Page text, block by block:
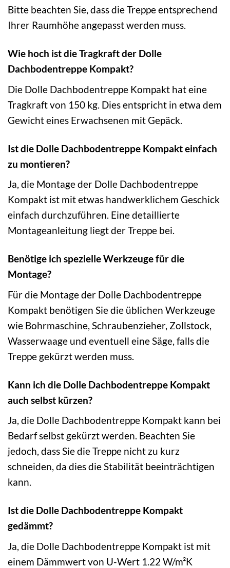
Bitte beachten Sie, dass die Treppe entsprechend
Ihrer Raumhöhe angepasst werden muss.
Wie hoch ist die Tragkraft der Dolle
Dachbodentreppe Kompakt?
Die Dolle Dachbodentreppe Kompakt hat eine
Tragkraft von 150 kg. Dies entspricht in etwa dem
Gewicht eines Erwachsenen mit Gepäck.
Ist die Dolle Dachbodentreppe Kompakt einfach
zu montieren?
Ja, die Montage der Dolle Dachbodentreppe
Kompakt ist mit etwas handwerklichem Geschick
einfach durchzuführen. Eine detaillierte
Montageanleitung liegt der Treppe bei.
Benötige ich spezielle Werkzeuge für die
Montage?
Für die Montage der Dolle Dachbodentreppe
Kompakt benötigen Sie die üblichen Werkzeuge
wie Bohrmaschine, Schraubenzieher, Zollstock,
Wasserwaage und eventuell eine Säge, falls die
Treppe gekürzt werden muss.
Kann ich die Dolle Dachbodentreppe Kompakt
auch selbst kürzen?
Ja, die Dolle Dachbodentreppe Kompakt kann bei
Bedarf selbst gekürzt werden. Beachten Sie
jedoch, dass Sie die Treppe nicht zu kurz
schneiden, da dies die Stabilität beeinträchtigen
kann.
Ist die Dolle Dachbodentreppe Kompakt
gedämmt?
Ja, die Dolle Dachbodentreppe Kompakt ist mit
einem Dämmwert von U-Wert 1.22 W/m²K